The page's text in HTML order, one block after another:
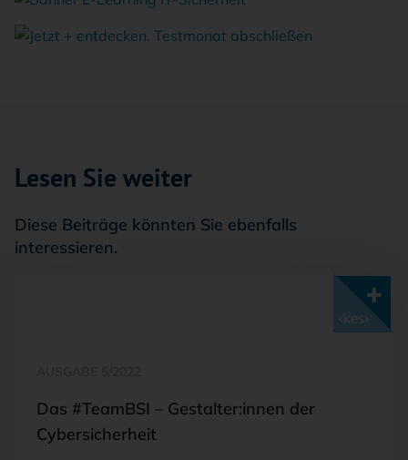
Lesen Sie weiter
Diese Beiträge könnten Sie ebenfalls
interessieren.
Das #TeamBSI – Gestalter:innen der
Cybersicherheit